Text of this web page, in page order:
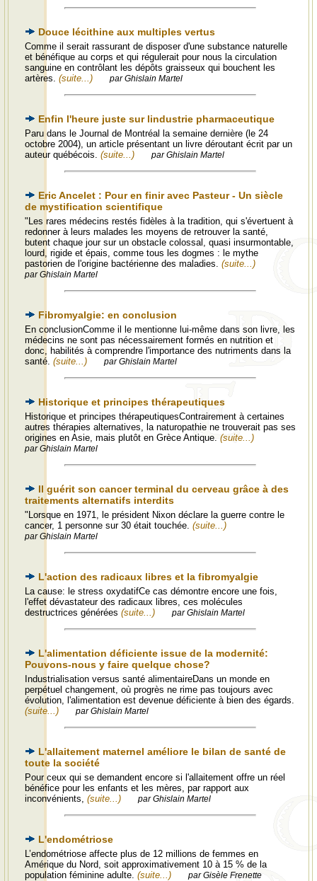
Douce lécithine aux multiples vertus
Comme il serait rassurant de disposer d'une substance naturelle
et bénéfique au corps et qui régulerait pour nous la circulation
sanguine en contrôlant les dépôts graisseux qui bouchent les
artères. (suite...) par Ghislain Martel
Enfin l'heure juste sur lindustrie pharmaceutique
Paru dans le Journal de Montréal la semaine dernière (le 24
octobre 2004), un article présentant un livre déroutant écrit par un
auteur québécois. (suite...) par Ghislain Martel
Eric Ancelet : Pour en finir avec Pasteur - Un siècle
de mystification scientifique
"Les rares médecins restés fidèles à la tradition, qui s'évertuent à
redonner à leurs malades les moyens de retrouver la santé,
butent chaque jour sur un obstacle colossal, quasi insurmontable,
lourd, rigide et épais, comme tous les dogmes : le mythe
pastorien de l'origine bactérienne des maladies. (suite...)
par Ghislain Martel
Fibromyalgie: en conclusion
En conclusionComme il le mentionne lui-même dans son livre, les
médecins ne sont pas nécessairement formés en nutrition et
donc, habilités à comprendre l'importance des nutriments dans la
santé. (suite...) par Ghislain Martel
Historique et principes thérapeutiques
Historique et principes thérapeutiquesContrairement à certaines
autres thérapies alternatives, la naturopathie ne trouverait pas ses
origines en Asie, mais plutôt en Grèce Antique. (suite...)
par Ghislain Martel
Il guérit son cancer terminal du cerveau grâce à des
traitements alternatifs interdits
"Lorsque en 1971, le président Nixon déclare la guerre contre le
cancer, 1 personne sur 30 était touchée. (suite...)
par Ghislain Martel
L'action des radicaux libres et la fibromyalgie
La cause: le stress oxydatifCe cas démontre encore une fois,
l'effet dévastateur des radicaux libres, ces molécules
destructrices générées (suite...) par Ghislain Martel
L'alimentation déficiente issue de la modernité:
Pouvons-nous y faire quelque chose?
Industrialisation versus santé alimentaireDans un monde en
perpétuel changement, où progrès ne rime pas toujours avec
évolution, l'alimentation est devenue déficiente à bien des égards.
(suite...)
par Ghislain Martel
L'allaitement maternel améliore le bilan de santé de
toute la société
Pour ceux qui se demandent encore si l'allaitement offre un réel
bénéfice pour les enfants et les mères, par rapport aux
inconvénients, (suite...) par Ghislain Martel
L'endométriose
L’endométriose affecte plus de 12 millions de femmes en
Amérique du Nord, soit approximativement 10 à 15 % de la
population féminine adulte. (suite...) par Gisèle Frenette